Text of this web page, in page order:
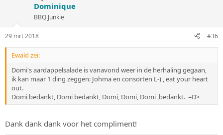
Dominique
BBQ Junkie
29 mrt 2018 #36
Ewald zei:
Domi's aardappelsalade is vanavond weer in de herhaling gegaan,
ik kan maar 1 ding zeggen: Johma en consorten L-) , eat your heart
out.
Domi bedankt, Domi bedankt, Domi, Domi, Domi ,bedankt. =D>
Dank dank dank voor het compliment!